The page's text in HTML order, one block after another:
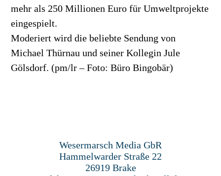
mehr als 250 Millionen Euro für Umweltprojekte
eingespielt.
Moderiert wird die beliebte Sendung von
Michael Thürnau und seiner Kollegin Jule
Gölsdorf. (pm/lr – Foto: Büro Bingobär)
Wesermarsch Media GbR
Hammelwarder Straße 22
26919 Brake